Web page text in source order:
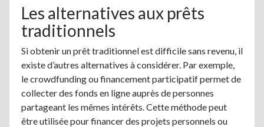
Les alternatives aux prêts
traditionnels
Si obtenir un prêt traditionnel est difficile sans revenu, il
existe d’autres alternatives à considérer. Par exemple,
le crowdfunding ou financement participatif permet de
collecter des fonds en ligne auprès de personnes
partageant les mêmes intérêts. Cette méthode peut
être utilisée pour financer des projets personnels ou